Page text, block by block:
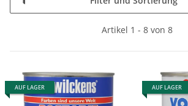
Artikel 1 - 8 von 8
AUF LAGER AUF LAGER